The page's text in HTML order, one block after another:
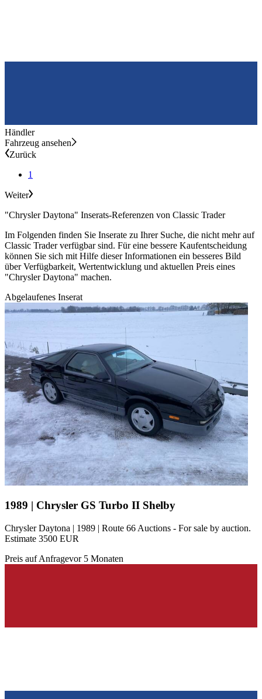
Händler
Fahrzeug ansehen
Zurück
1
Weiter
"Chrysler Daytona" Inserats-Referenzen von Classic Trader
Im Folgenden finden Sie Inserate zu Ihrer Suche, die nicht mehr auf
Classic Trader verfügbar sind. Für eine bessere Kaufentscheidung
können Sie sich mit Hilfe dieser Informationen ein besseres Bild
über Verfügbarkeit, Wertentwicklung und aktuellen Preis eines
"Chrysler Daytona" machen.
Abgelaufenes Inserat
1989 | Chrysler GS Turbo II Shelby
Chrysler Daytona | 1989 | Route 66 Auctions - For sale by auction.
Estimate 3500 EUR
Preis auf Anfragevor 5 Monaten